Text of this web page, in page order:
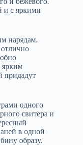
и с яркими
нарядам.
ярким
придадут
одного
свитера и
в одной
образу.